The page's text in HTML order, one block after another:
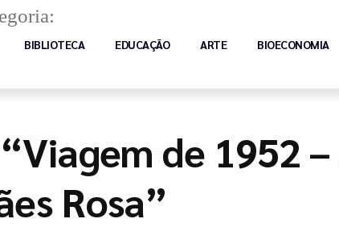
BIBLIOTECA EDUCAÇÃO ARTE BIOECONOMIA
de 1952
Rosa”